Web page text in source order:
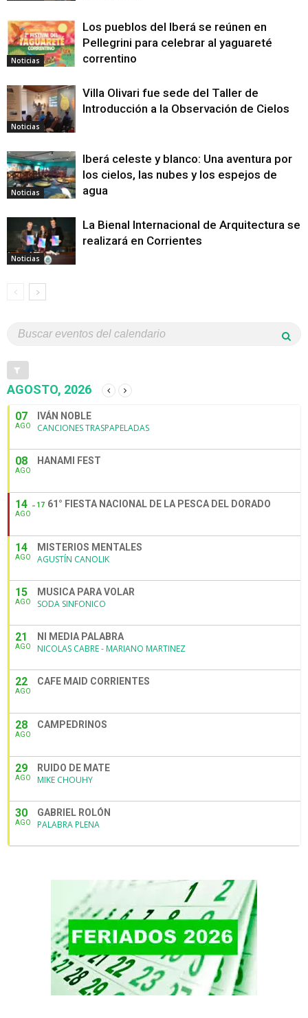
Noticias
Los pueblos del Iberá se reúnen en
Pellegrini para celebrar al yaguareté
correntino
Noticias
Villa Olivari fue sede del Taller de
Introducción a la Observación de Cielos
Noticias
Iberá celeste y blanco: Una aventura por
los cielos, las nubes y los espejos de
agua
Noticias
La Bienal Internacional de Arquitectura se
realizará en Corrientes
AGOSTO, 2026
07
AGO
IVÁN NOBLE
CANCIONES TRASPAPELADAS
08
AGO
HANAMI FEST
14
AGO
17 61° FIESTA NACIONAL DE LA PESCA DEL DORADO
14
AGO
MISTERIOS MENTALES
AGUSTÍN CANOLIK
15
AGO
MUSICA PARA VOLAR
SODA SINFONICO
21
AGO
NI MEDIA PALABRA
NICOLAS CABRE - MARIANO MARTINEZ
22
AGO
CAFE MAID CORRIENTES
28
AGO
CAMPEDRINOS
29
AGO
RUIDO DE MATE
MIKE CHOUHY
30
AGO
GABRIEL ROLÓN
PALABRA PLENA